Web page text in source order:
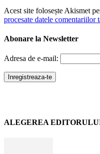
Acest site folosește Akismet
procesate datele comentariilor
Abonare la Newsletter
Adresa de e-mail:
ALEGEREA